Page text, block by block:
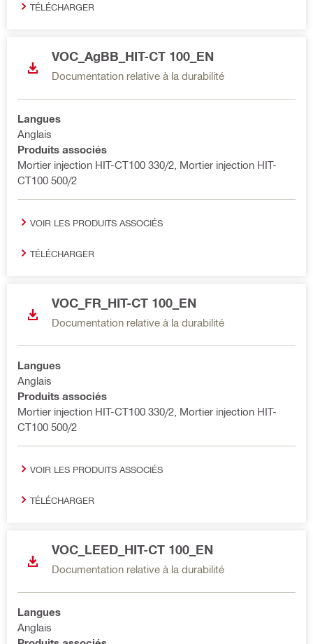
TÉLÉCHARGER
VOC_AgBB_HIT-CT 100_EN
Documentation relative à la durabilité
Langues
Anglais
Produits associés
Mortier injection HIT-CT100 330/2, Mortier injection HIT-
CT100 500/2
VOIR LES PRODUITS ASSOCIÉS
TÉLÉCHARGER
VOC_FR_HIT-CT 100_EN
Documentation relative à la durabilité
Langues
Anglais
Produits associés
Mortier injection HIT-CT100 330/2, Mortier injection HIT-
CT100 500/2
VOIR LES PRODUITS ASSOCIÉS
TÉLÉCHARGER
VOC_LEED_HIT-CT 100_EN
Documentation relative à la durabilité
Langues
Anglais